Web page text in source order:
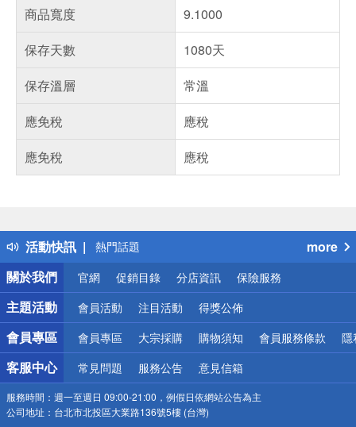
商品寬度
9.1000
保存天數
1080天
保存溫層
常溫
應免稅
應稅
應免稅
應稅
活動快訊
得獎公告
熱門話題
銀行優惠
偏遠地區配送
詐騙網頁！請小心！
more
關於我們
官網 促銷目錄 分店資訊 保險服務
主題活動 會員活動 注目活動 得獎公佈
會員專區 會員專區 大宗採購 購物須知 會員服務條款 隱
客服中心 常見問題 服務公告 意見信箱
服務時間： 週一至週日 09:00-21:00，例假日依網站公告為主
公司地址： 台北市北投區大業路136號5樓 (台灣)